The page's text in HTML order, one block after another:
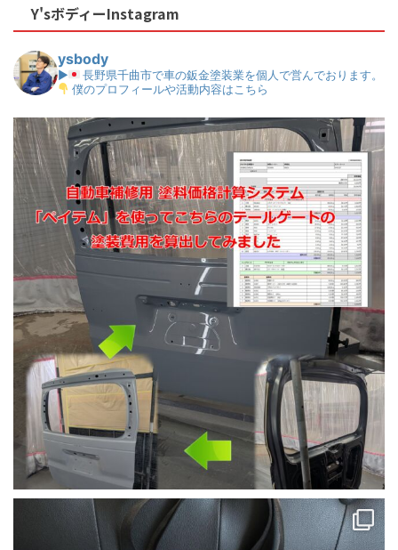
Y'sボディーInstagram
ysbody
▶
長野県千曲市で車の鈑金塗装業を個人で営んでおります。
僕のプロフィールや活動内容はこちら